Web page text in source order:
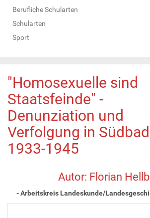
Berufliche Schularten
Schularten
Sport
"Homosexuelle sind
Staatsfeinde" -
Denunziation und
Verfolgung in
1933-1945
Autor: Florian
- Arbeitskreis Landeskunde/